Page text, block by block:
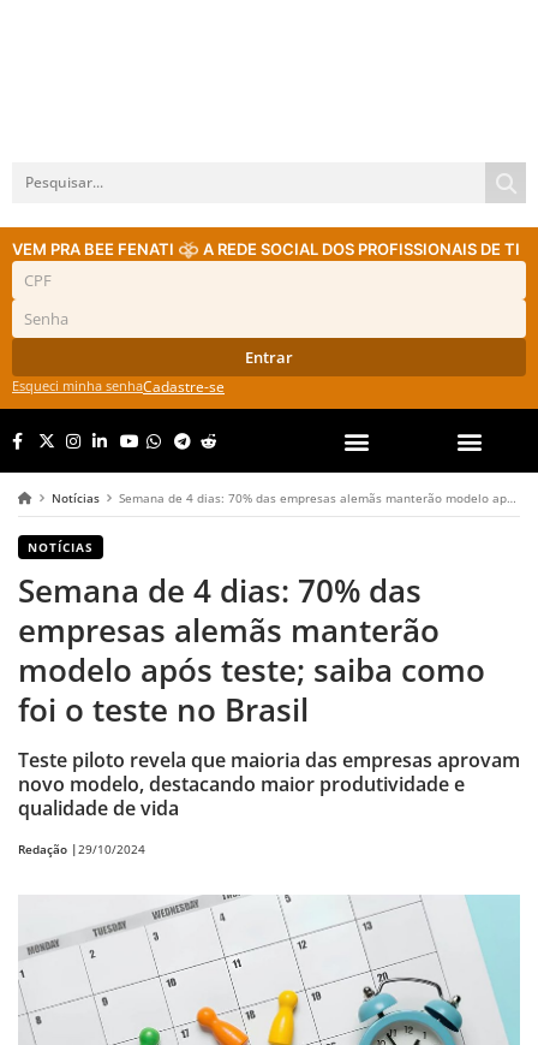
VEM PRA BEE FENATI A REDE SOCIAL DOS PROFISSIONAIS DE TI
Entrar
Esqueci minha senhaCadastre-se
Notícias Semana de 4 dias: 70% das empresas alemãs manterão modelo após teste; saiba como foi o teste no Brasil
NOTÍCIAS
Semana de 4 dias: 70% das
empresas alemãs manterão
modelo após teste; saiba como
foi o teste no Brasil
Teste piloto revela que maioria das empresas aprovam
novo modelo, destacando maior produtividade e
qualidade de vida
Redação |29/10/2024